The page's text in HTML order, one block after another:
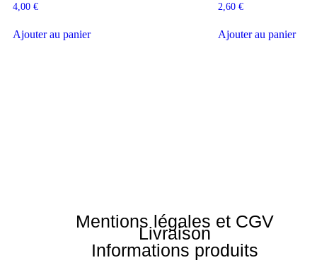
4,00 €
Ajouter au panier
2,60 €
Ajouter au panier
Mentions légales et CGV
Livraison
Informations produits